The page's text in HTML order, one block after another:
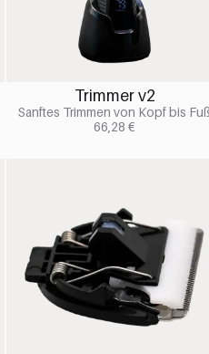
Trimmer v2
Sanftes Trimmen von Kopf bis
66,28 €